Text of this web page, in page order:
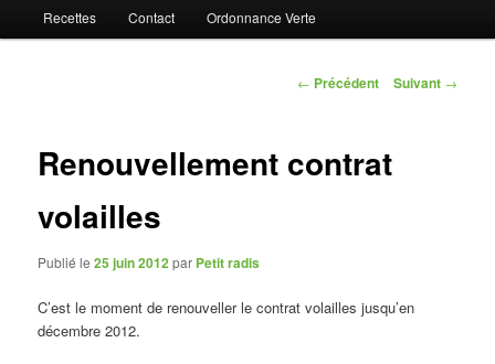
Recettes Contact Ordonnance Verte
Navigation
← Précédent Suivant →
Renouvellement contrat
volailles
Publié le25 juin 2012par Petit radis
C’est le moment de renouveller le contrat volailles jusqu’en
décembre 2012.